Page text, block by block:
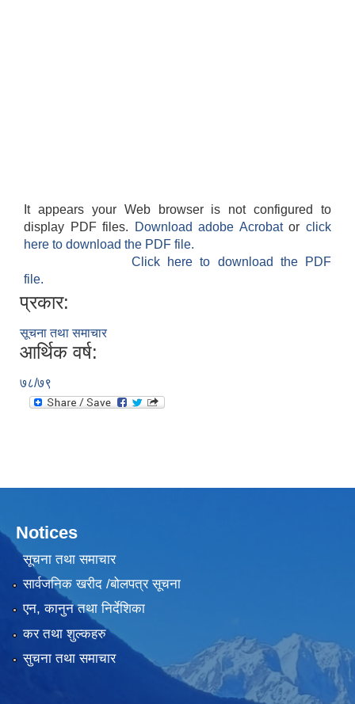
It appears your Web browser is not configured to
display PDF files.
Download adobe Acrobatorclick
here to download the PDF file.
Click here to download the PDF
file.
प्रकार:
सूचना तथा समाचार
आर्थिक वर्ष:
७८/७९
Notices
सूचना तथा समाचार
सार्वजनिक खरीद /बोलपत्र सूचना
एन, कानुन तथा निर्देशिका
कर तथा शुल्कहरु
सुचना तथा समाचार